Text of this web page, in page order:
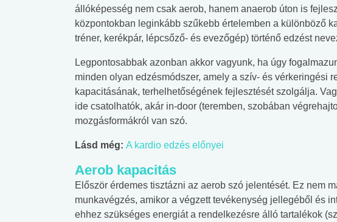
állóképesség nem csak aerob, hanem anaerob úton is
központokban leginkább szűkebb értelemben a különböző
tréner, kerékpár, lépcsőző- és evezőgép) történő edzést
Legpontosabbak azonban akkor vagyunk, ha úgy
minden olyan edzésmódszer, amely a szív- és vérkeringési
kapacitásának, terhelhetőségének fejlesztését szolgálja.
ide csatolhatók, akár in-door (teremben, szobában
mozgásformákról van szó.
Lásd még: A kardio edzés előnyei
Aerob kapacitás
Először érdemes tisztázni az aerob szó jelentését. Ez nem
munkavégzés, amikor a végzett tevékenység jellegéből és
ehhez szükséges energiát a rendelkezésre álló tartalékok